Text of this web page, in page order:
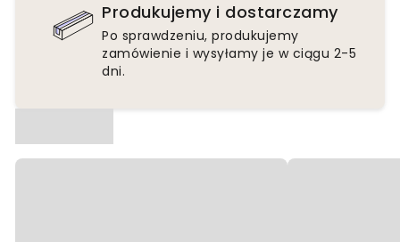
Produkujemy i dostarczamy
Po sprawdzeniu, produkujemy
zamówienie i wysyłamy je w ciągu 2-5
dni.